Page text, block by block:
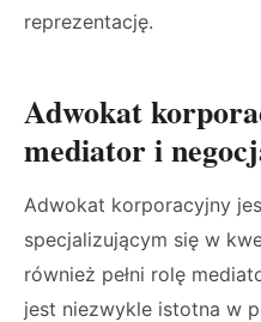
reprezentację.
Adwokat
mediator i
Adwokat korporacyjny
specjalizującym się w
również pełni rolę
jest niezwykle istotna w